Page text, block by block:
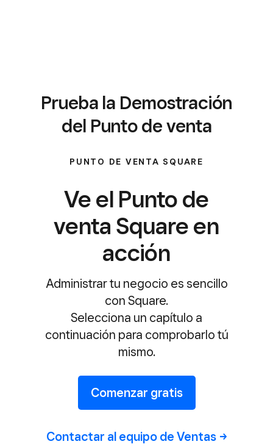
Prueba la Demostración
del Punto de venta
PUNTO DE VENTA SQUARE
Ve el Punto de
venta Square en
acción
Administrar tu negocio es sencillo
con Square.
Selecciona un capítulo a
continuación para comprobarlo tú
mismo.
Comenzar gratis
Contactar al equipo de Ventas